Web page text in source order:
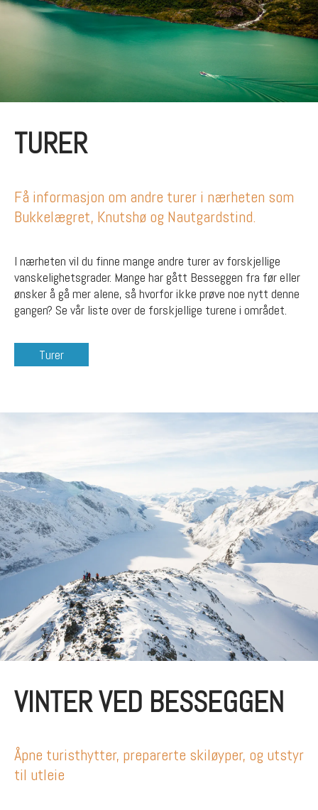
TURER
Få informasjon om andre turer i nærheten som
Bukkelægret, Knutshø og Nautgardstind.
I nærheten vil du finne mange andre turer av forskjellige
vanskelighetsgrader. Mange har gått Besseggen fra før eller
ønsker å gå mer alene, så hvorfor ikke prøve noe nytt denne
gangen? Se vår liste over de forskjellige turene i området.
Turer
VINTER VED BESSEGGEN
Åpne turisthytter, preparerte skiløyper, og utstyr
til utleie